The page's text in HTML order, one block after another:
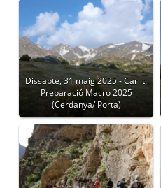
Dissabte, 31 maig 2025 - Carlit.
Preparació Macro 2025
(Cerdanya/ Porta)